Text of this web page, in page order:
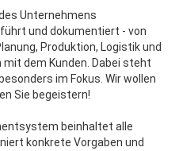
Unternehmens
und dokumentiert - von
Produktion, Logistik und
dem Kunden. Dabei steht
im Fokus. Wir wollen
Sie begeistern!
beinhaltet alle
konkrete Vorgaben und